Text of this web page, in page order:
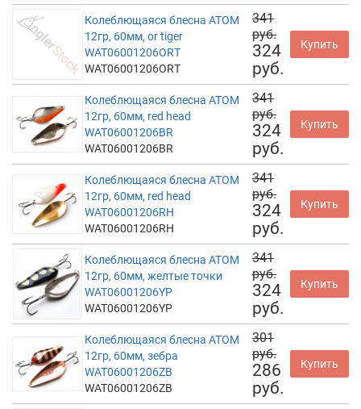
Колеблющаяся блесна АТОМ
12гр, 60мм, or tiger
WAT06001206ORT
WAT06001206ORT
341
руб.
324
руб.
Купить
Колеблющаяся блесна АТОМ
12гр, 60мм, red head
WAT06001206BR
WAT06001206BR
341
руб.
324
руб.
Купить
Колеблющаяся блесна АТОМ
12гр, 60мм, red head
WAT06001206RH
WAT06001206RH
341
руб.
324
руб.
Купить
Колеблющаяся блесна АТОМ
12гр, 60мм, желтые точки
WAT06001206YP
WAT06001206YP
341
руб.
324
руб.
Купить
Колеблющаяся блесна АТОМ
12гр, 60мм, зебра
WAT06001206ZB
WAT06001206ZB
301
руб.
286
руб.
Купить